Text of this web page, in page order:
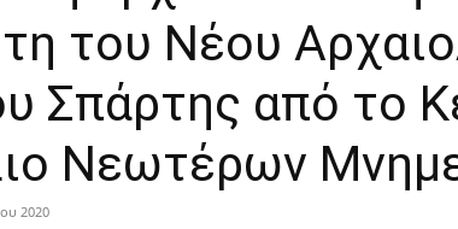
του Νέου
Σπάρτης από το
Νεωτέρων
2020